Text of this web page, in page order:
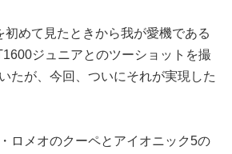
めて見たときから我が愛機である
ジュニアとのツーショットを撮
たが、今回、ついにそれが実現した
ロメオのクーペとアイオニック5の